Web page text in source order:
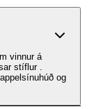
vinnur á
stíflur .
og